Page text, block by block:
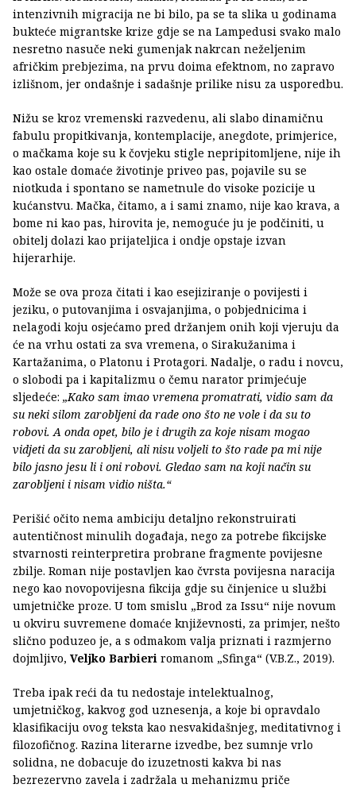
intenzivnih migracija ne bi bilo, pa se ta slika u godinama
bukteće migrantske krize gdje se na Lampedusi svako malo
nesretno nasuče neki gumenjak nakrcan neželjenim
afričkim prebjezima, na prvu doima efektnom, no zapravo
izlišnom, jer ondašnje i sadašnje prilike nisu za usporedbu.
Nižu se kroz vremenski razvedenu, ali slabo dinamičnu
fabulu propitkivanja, kontemplacije, anegdote, primjerice,
o mačkama koje su k čovjeku stigle nepripitomljene, nije ih
kao ostale domaće životinje priveo pas, pojavile su se
niotkuda i spontano se nametnule do visoke pozicije u
kućanstvu. Mačka, čitamo, a i sami znamo, nije kao krava, a
bome ni kao pas, hirovita je, nemoguće ju je podčiniti, u
obitelj dolazi kao prijateljica i ondje opstaje izvan
hijerarhije.
Može se ova proza čitati i kao esejiziranje o povijesti i
jeziku, o putovanjima i osvajanjima, o pobjednicima i
nelagodi koju osjećamo pred držanjem onih koji vjeruju da
će na vrhu ostati za sva vremena, o Sirakužanima i
Kartažanima, o Platonu i Protagori. Nadalje, o radu i novcu,
o slobodi pa i kapitalizmu o čemu narator primjećuje
sljedeće: „Kako sam imao vremena promatrati, vidio sam da
su neki silom zarobljeni da rade ono što ne vole i da su to
robovi. A onda opet, bilo je i drugih za koje nisam mogao
vidjeti da su zarobljeni, ali nisu voljeli to što rade pa mi nije
bilo jasno jesu li i oni robovi. Gledao sam na koji način su
zarobljeni i nisam vidio ništa.“
Perišić očito nema ambiciju detaljno rekonstruirati
autentičnost minulih događaja, nego za potrebe fikcijske
stvarnosti reinterpretira probrane fragmente povijesne
zbilje. Roman nije postavljen kao čvrsta povijesna naracija
nego kao novopovijesna fikcija gdje su činjenice u službi
umjetničke proze. U tom smislu „Brod za Issu“ nije novum
u okviru suvremene domaće književnosti, za primjer, nešto
slično poduzeo je, a s odmakom valja priznati i razmjerno
dojmljivo, Veljko Barbieri romanom „Sfinga“ (V.B.Z., 2019).
Treba ipak reći da tu nedostaje intelektualnog,
umjetničkog, kakvog god uznesenja, a koje bi opravdalo
klasifikaciju ovog teksta kao nesvakidašnjeg, meditativnog i
filozofičnog. Razina literarne izvedbe, bez sumnje vrlo
solidna, ne dobacuje do izuzetnosti kakva bi nas
bezrezervno zavela i zadržala u mehanizmu priče